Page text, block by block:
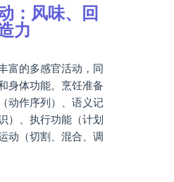
：风味、回
力
富的多感官活动，同
身体功能。烹饪准备
动作序列）、语义记
）、执行功能（计划
动（切割、混合、调